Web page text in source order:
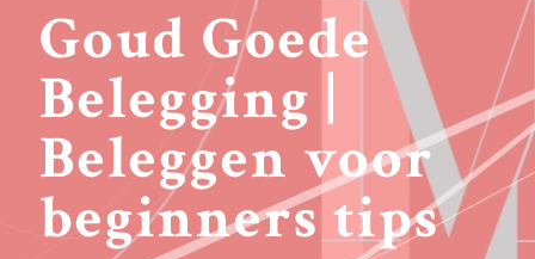
Goud Goede
Belegging |
Beleggen voor
beginners tips